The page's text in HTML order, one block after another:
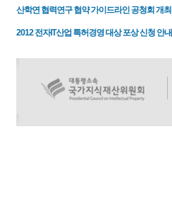
산학연 협력연구 협약 가이드라인 공청회 개최
2012 전자IT산업 특허경영 대상 포상 신청 안내